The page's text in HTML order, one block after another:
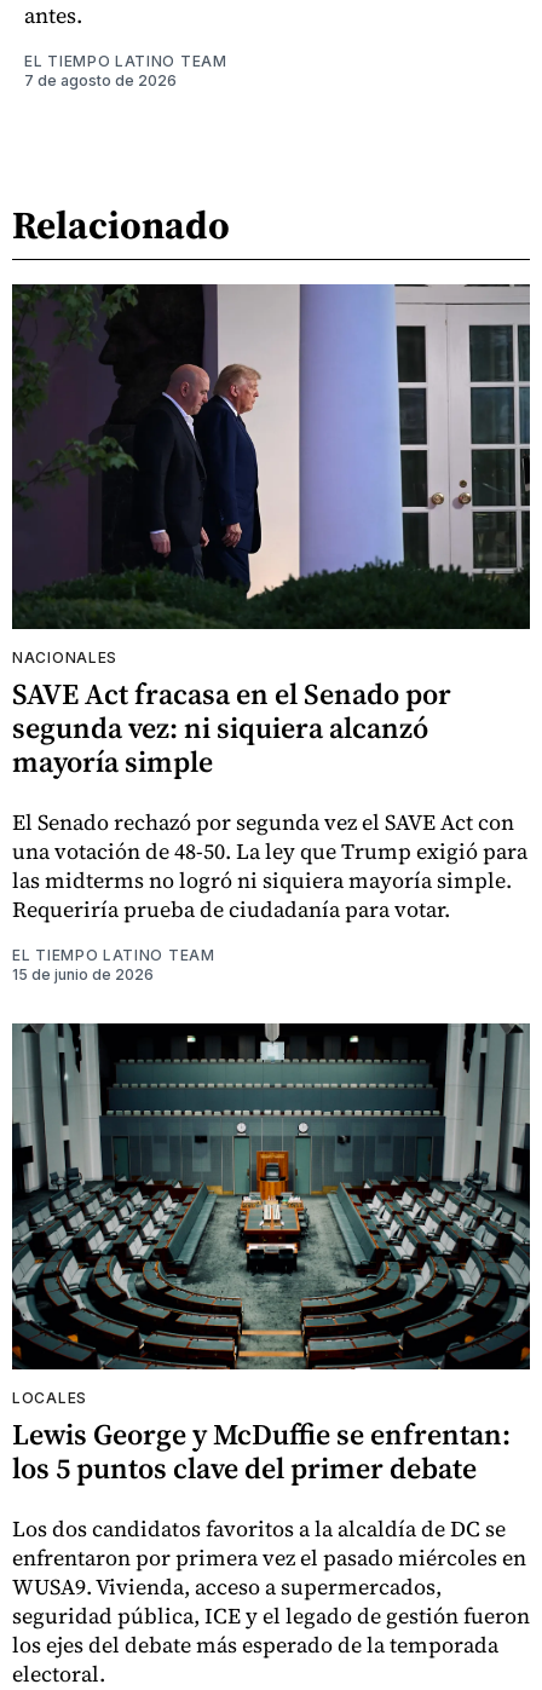
antes.
EL TIEMPO LATINO TEAM
7 de agosto de 2026
Relacionado
NACIONALES
SAVE Act fracasa en el Senado por
segunda vez: ni siquiera alcanzó
mayoría simple
El Senado rechazó por segunda vez el SAVE Act con
una votación de 48-50. La ley que Trump exigió para
las midterms no logró ni siquiera mayoría simple.
Requeriría prueba de ciudadanía para votar.
EL TIEMPO LATINO TEAM
15 de junio de 2026
LOCALES
Lewis George y McDuffie se enfrentan:
los 5 puntos clave del primer debate
Los dos candidatos favoritos a la alcaldía de DC se
enfrentaron por primera vez el pasado miércoles en
WUSA9. Vivienda, acceso a supermercados,
seguridad pública, ICE y el legado de gestión fueron
los ejes del debate más esperado de la temporada
electoral.